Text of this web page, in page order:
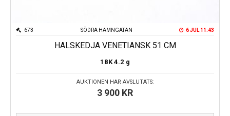
SÖDRA HAMNGATAN
673 6 JUL 11:43
HALSKEDJA VENETIANSK 51 CM
18K 4.2 g
AUKTIONEN HAR AVSLUTATS:
3 900 KR